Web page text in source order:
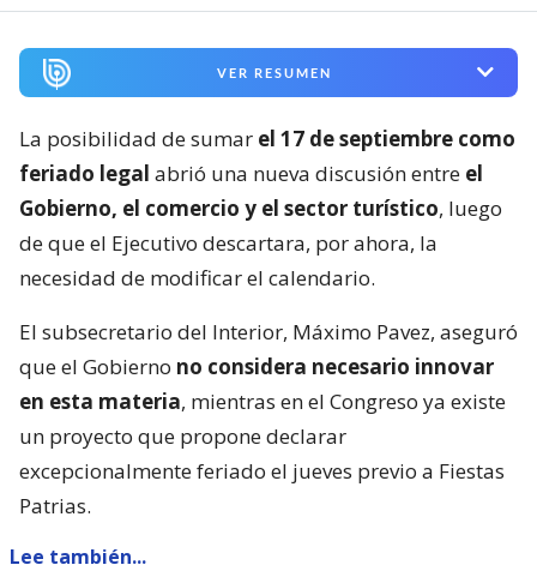
VER RESUMEN
La posibilidad de sumar el 17 de septiembre como
feriado legal abrió una nueva discusión entre el
Gobierno, el comercio y el sector turístico, luego
de que el Ejecutivo descartara, por ahora, la
necesidad de modificar el calendario.
El subsecretario del Interior, Máximo Pavez, aseguró
que el Gobierno no considera necesario innovar
en esta materia, mientras en el Congreso ya existe
un proyecto que propone declarar
excepcionalmente feriado el jueves previo a Fiestas
Patrias.
Lee también...